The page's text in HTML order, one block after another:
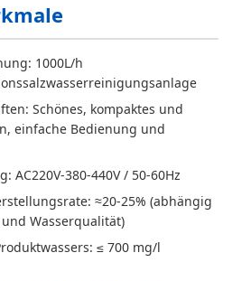
1000L/h
Schönes, kompaktes und
einfache Bedienung und
AC220V-380-440V / 50-60Hz
≈20-25% (abhängig
Wasserqualität)
≤ 700 mg/l